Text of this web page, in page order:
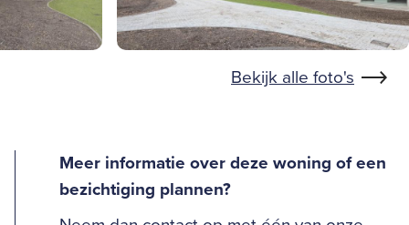
Bekijk alle foto's
Meer informatie over deze woning of een
bezichtiging plannen?